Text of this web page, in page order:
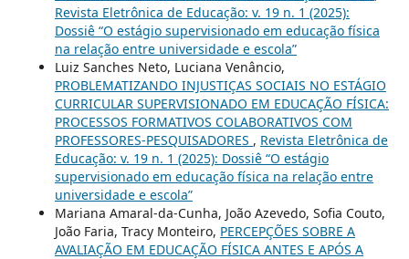
Revista Eletrônica de Educação: v. 19 n. 1 (2025):
Dossiê “O estágio supervisionado em educação física
na relação entre universidade e escola”
Luiz Sanches Neto, Luciana Venâncio,
PROBLEMATIZANDO INJUSTIÇAS SOCIAIS NO ESTÁGIO
CURRICULAR SUPERVISIONADO EM EDUCAÇÃO FÍSICA:
PROCESSOS FORMATIVOS COLABORATIVOS COM
PROFESSORES-PESQUISADORES , Revista Eletrônica de
Educação: v. 19 n. 1 (2025): Dossiê “O estágio
supervisionado em educação física na relação entre
universidade e escola”
Mariana Amaral-da-Cunha, João Azevedo, Sofia Couto,
João Faria, Tracy Monteiro, PERCEPÇÕES SOBRE A
AVALIAÇÃO EM EDUCAÇÃO FÍSICA ANTES E APÓS A